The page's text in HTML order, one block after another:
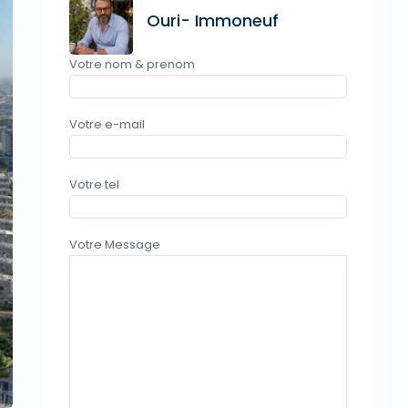
Ouri- Immoneuf
Votre nom & prenom
Votre e-mail
Votre tel
Votre Message